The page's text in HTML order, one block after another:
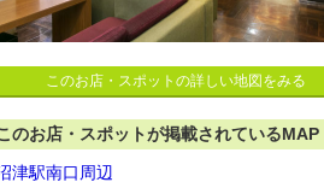
このお店・スポットの詳しい地図をみる
のお店・スポットが掲載されているMAP
津駅南口周辺